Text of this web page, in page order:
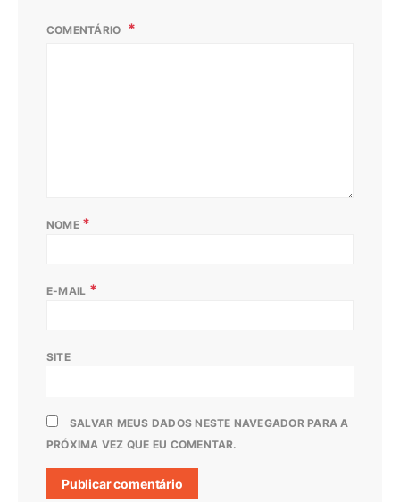
COMENTÁRIO
NOME *
E-MAIL *
SITE
SALVAR MEUS DADOS NESTE NAVEGADOR PARA A
PRÓXIMA VEZ QUE EU COMENTAR.